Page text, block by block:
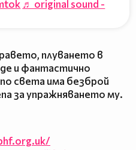
♬ original sound -
плуването в
и фантастично
света има безброй
за упражняването му.